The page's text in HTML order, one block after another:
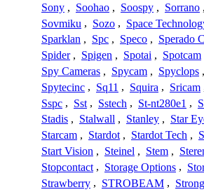
Sony , Soohao , Soospy , Sorrano ,
Sovmiku , Sozo , Space
Sparklan , Spc , Speco , Sperado
Spider , Spigen , Spotai , Spotcam
Spy Cameras , Spycam , Spyclops ,
Spytecinc , Sq11 , Squira , Sricam
Sspc , Sst , Sstech , St-nt280e1 ,
Stadis , Stalwall , Stanley , Star
Starcam , Stardot , Stardot Tech ,
Start Vision , Steinel , Stem ,
Stopcontact , Storage Options ,
Strawberry , STROBEAM ,